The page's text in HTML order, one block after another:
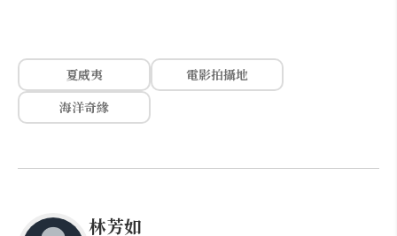
夏威夷
電影拍攝地
海洋奇緣
林芳如